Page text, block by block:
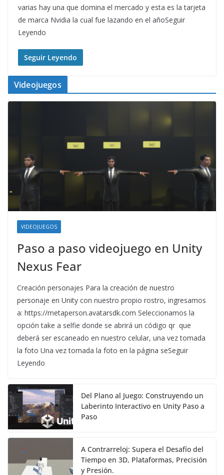
varias hay una que domina el mercado y esta es la tarjeta
de marca Nvidia la cual fue lazando en el añoSeguir
Leyendo
Seguir Leyendo
Videojuegos
VIDEOJUEGOS
Paso a paso videojuego en Unity
Nexus Fear
Creación personajes Para la creación de nuestro
personaje en Unity con nuestro propio rostro, ingresamos
a: https://metaperson.avatarsdk.com Seleccionamos la
opción take a selfie donde se abrirá un código qr que
deberá ser escaneado en nuestro celular, una vez tomada
la foto Una vez tomada la foto en la página seSeguir
Leyendo
Del Plano al Juego: Construyendo un
Laberinto Interactivo en Unity Paso a
Paso
A Contrarreloj: Supera el Desafío del
Tiempo en 3D, Plataformas, Precisión
y Presión.